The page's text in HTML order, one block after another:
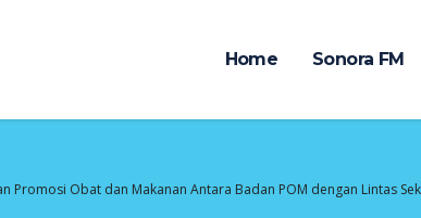
Home Sonora FM
Promosi Obat dan Makanan Antara Badan POM dengan Lintas